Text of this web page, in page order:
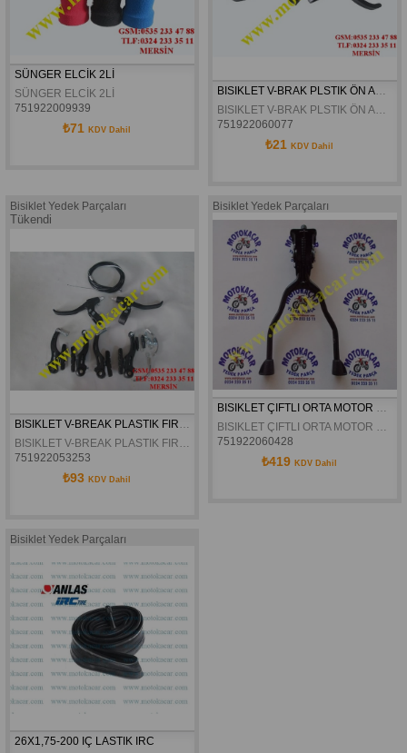
SÜNGER ELCİK 2Lİ
SÜNGER ELCİK 2Lİ
751922009939
₺71 KDV Dahil
BISIKLET V-BRAK PLSTIK ÖN ARKA FREN KOLU UZUN
BISIKLET V-BRAK PLSTIK ÖN ARKA FREN KOLU UZUN
751922060077
₺21 KDV Dahil
Bisiklet Yedek Parçaları
Tükendi
BISIKLET V-BREAK PLASTIK FIREN TAKIMI
BISIKLET V-BREAK PLASTIK FIREN TAKIMI
751922053253
₺93 KDV Dahil
Bisiklet Yedek Parçaları
BISIKLET ÇIFTLI ORTA MOTOR TIP AYAKLIK SEHPA
BISIKLET ÇIFTLI ORTA MOTOR TIP AYAKLIK SEHPA
751922060428
₺419 KDV Dahil
Bisiklet Yedek Parçaları
26X1,75-200 IÇ LASTIK IRC